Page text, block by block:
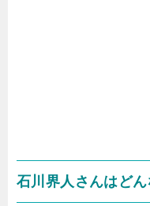
石川界人さんはど